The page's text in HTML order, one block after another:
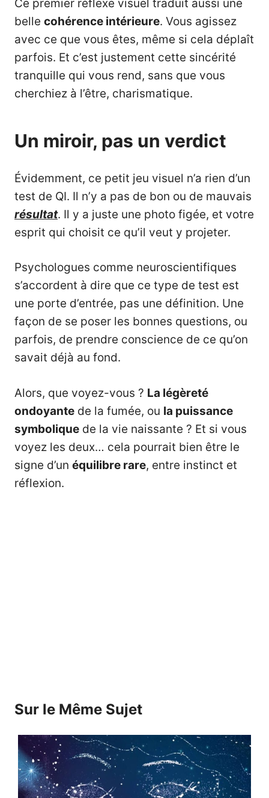
Ce premier réflexe visuel traduit aussi une
belle cohérence intérieure. Vous agissez
avec ce que vous êtes, même si cela déplaît
parfois. Et c’est justement cette sincérité
tranquille qui vous rend, sans que vous
cherchiez à l’être, charismatique.
Un miroir, pas un verdict
Évidemment, ce petit jeu visuel n’a rien d’un
test de QI. Il n’y a pas de bon ou de mauvais
résultat. Il y a juste une photo figée, et votre
esprit qui choisit ce qu’il veut y projeter.
Psychologues comme neuroscientifiques
s’accordent à dire que ce type de test est
une porte d’entrée, pas une définition. Une
façon de se poser les bonnes questions, ou
parfois, de prendre conscience de ce qu’on
savait déjà au fond.
Alors, que voyez-vous ? La légèreté
ondoyante de la fumée, ou la puissance
symbolique de la vie naissante ? Et si vous
voyez les deux… cela pourrait bien être le
signe d’un équilibre rare, entre instinct et
réflexion.
Sur le Même Sujet